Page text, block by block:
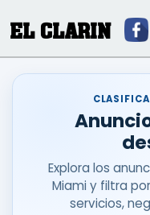
EL CLARIN
Explora los
Miami y filtra
servicios,